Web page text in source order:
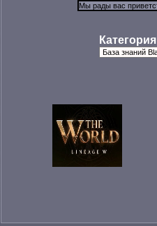
Категория